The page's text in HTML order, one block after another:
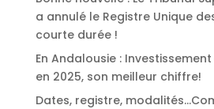
a annulé le Registre Unique
courte durée !
En Andalousie :
en 2025, son meilleur chiffre!
Dates, registre,